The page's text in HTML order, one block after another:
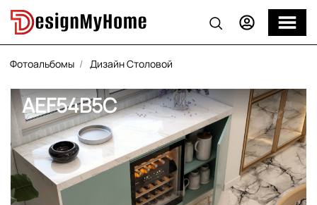
Фотоальбомы Дизайн Столовой
AEF54B5C